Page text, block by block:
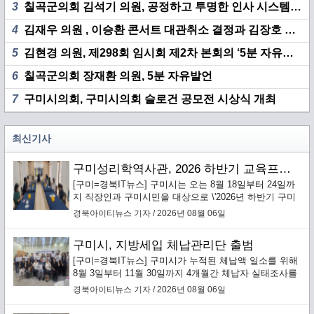
3 칠곡군의회 김석기 의원, 공정하고 투명한 인사 시스템 구축 촉구
4 김재우 의원 , 이승환 콘서트 대관취소 결정과 김장호 시장 책임 집중 추궁
5 김현경 의원, 제298회 임시회 제2차 본회의 ‘5분 자유발언’
6 칠곡군의회 장재환 의원, 5분 자유발언
7구미시의회, 구미시의회 슬로건 공모전 시상식 개최
최신기사
구미성리학역사관, 2026 하반기 교육프로그램 수강생 모집
[구미=경북IT뉴스] 구미시는 오는 8월 18일부터 24일까
지 직장인과 구미시민을 대상으로 \'2026년 하반기 구미
성리학역사관 교육프로그램\' 수강생을 선착순 모집한다.
경북아이티뉴스 기자 / 2026년 08월 06일
구미시, 지방세입 체납관리단 출범
[구미=경북IT뉴스] 구미시가 누적된 체납액 일소를 위해
8월 3일부터 11월 30일까지 4개월간 체납자 실태조사를
통한 맞춤형 징수활동을 전개하는 ‘지방세입 체납관리
경북아이티뉴스 기자 / 2026년 08월 06일